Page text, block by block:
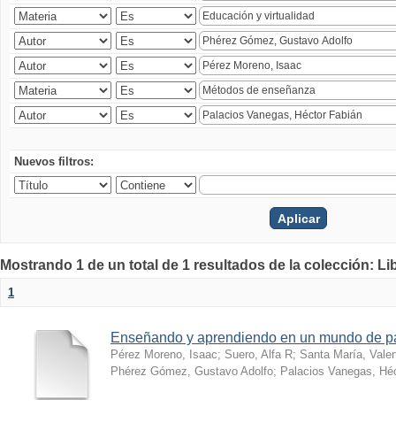
Nuevos filtros:
Mostrando 1 de un total de 1 resultados de la colección:
1
Enseñando y aprendiendo en un mundo de
Pérez Moreno, Isaac; Suero, Alfa R; Santa María,
Phérez Gómez, Gustavo Adolfo; Palacios Vanegas,